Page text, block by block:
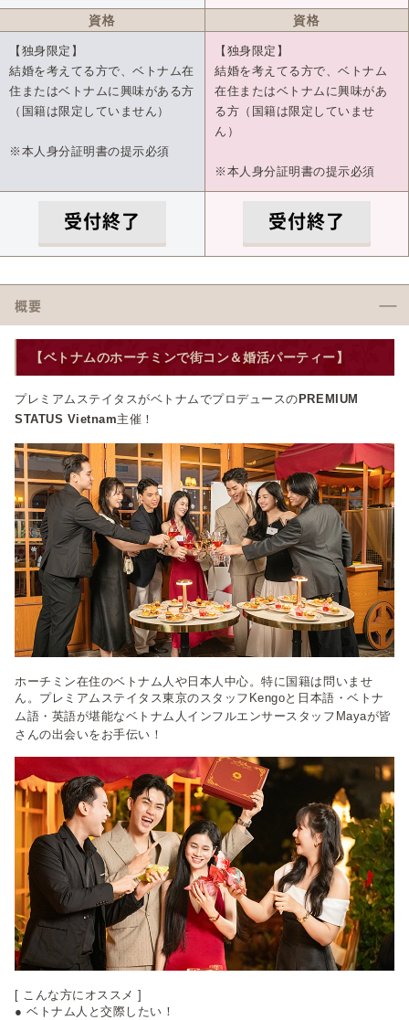
資格
【独身限定】
結婚を考えてる方で、ベトナム在
住またはベトナムに興味がある方
（国籍は限定していません）
※本人身分証明書の提示必須
受付終了
資格
【独身限定】
結婚を考えてる方で、ベトナム
在住またはベトナムに興味があ
る方（国籍は限定していませ
ん）
※本人身分証明書の提示必須
受付終了
概要
【ベトナムのホーチミンで街コン＆婚活パーティー】
プレミアムステイタスがベトナムでプロデュースの PREMIUM
STATUS Vietnam主催！
ホーチミン在住のベトナム人や日本人中心。特に国籍は問いませ
ん。プレミアムステイタス東京のスタッフKengoと日本語・ベトナ
ム語・英語が堪能なベトナム人インフルエンサースタッフMayaが皆
さんの出会いをお手伝い！
[ こんな方にオススメ ]
● ベトナム人と交際したい！